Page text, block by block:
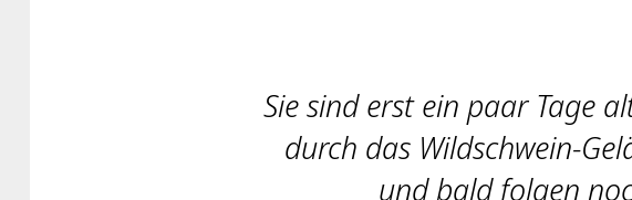
Sie sind erst ein paar Tage
durch das Wildschwein-
und bald folgen